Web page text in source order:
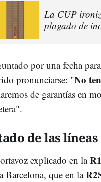
La CUP
plagado de
por una fecha
pronunciarse: "No
de garantías en
de las líneas
explicado en laR1
Barcelona, que en la